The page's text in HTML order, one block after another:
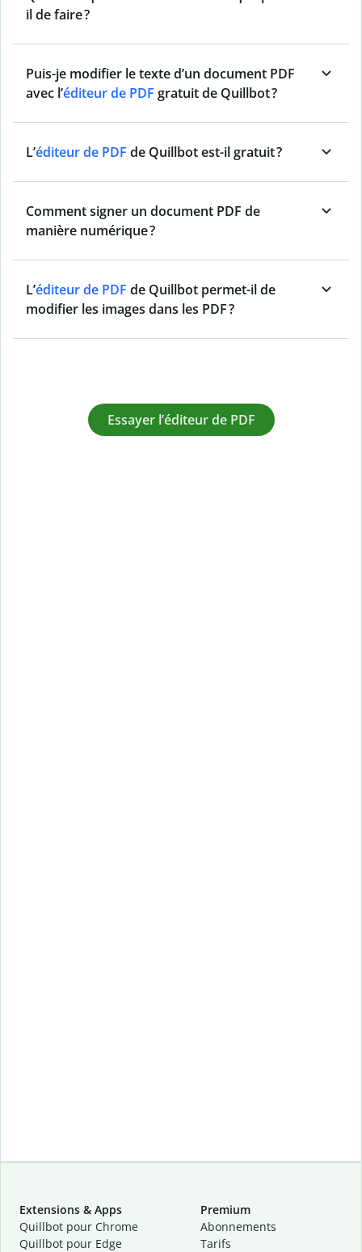
il de faire ?
Puis-je modifier le texte d’un document PDF
avec l’éditeur de PDF gratuit de Quillbot ?
L’éditeur de PDF de Quillbot est-il gratuit ?
Comment signer un document PDF de
manière numérique ?
L’éditeur de PDF de Quillbot permet-il de
modifier les images dans les PDF ?
Essayer l’éditeur de PDF
Extensions & Apps
Quillbot pour Chrome
Quillbot pour Edge
Premium
Abonnements
Tarifs